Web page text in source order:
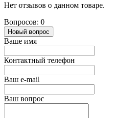
Нет отзывов о данном товаре.
Вопросов: 0
Новый вопрос
Ваше имя
Контактный телефон
Ваш e-mail
Ваш вопрос